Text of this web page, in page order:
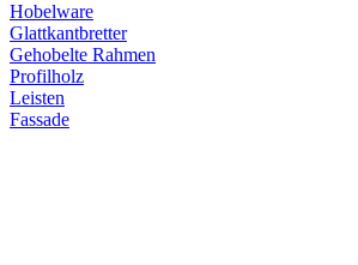
Hobelware
Glattkantbretter
Gehobelte Rahmen
Profilholz
Leisten
Fassade